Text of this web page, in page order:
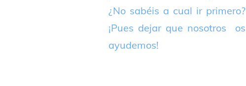
¿No sabéis a cual ir primero?
¡Pues dejar que nosotros os
ayudemos!